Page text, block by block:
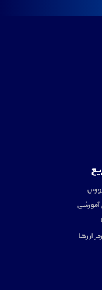
آموزشی
ارزها